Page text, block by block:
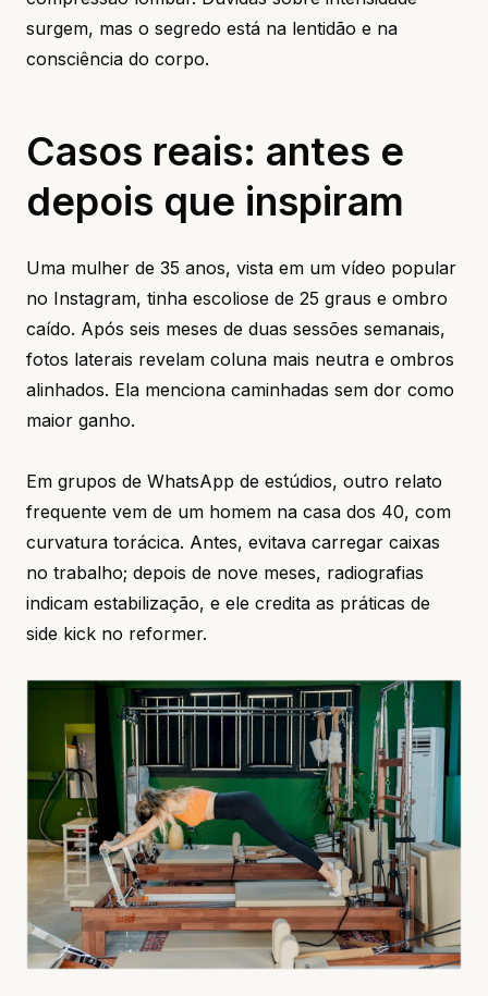
surgem, mas o segredo está na lentidão e na
consciência do corpo.
Casos reais: antes e
depois que inspiram
Uma mulher de 35 anos, vista em um vídeo popular
no Instagram, tinha escoliose de 25 graus e ombro
caído. Após seis meses de duas sessões semanais,
fotos laterais revelam coluna mais neutra e ombros
alinhados. Ela menciona caminhadas sem dor como
maior ganho.
Em grupos de WhatsApp de estúdios, outro relato
frequente vem de um homem na casa dos 40, com
curvatura torácica. Antes, evitava carregar caixas
no trabalho; depois de nove meses, radiografias
indicam estabilização, e ele credita as práticas de
side kick no reformer.